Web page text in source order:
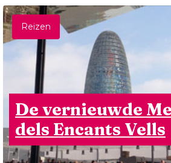
Reizen
De vernieuwde
dels Encants Vells